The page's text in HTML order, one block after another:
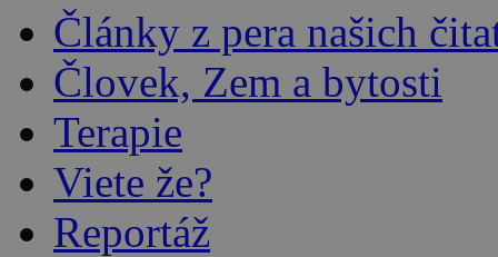
Články z pera našich
Človek, Zem a bytosti
Terapie
Viete že?
Reportáž